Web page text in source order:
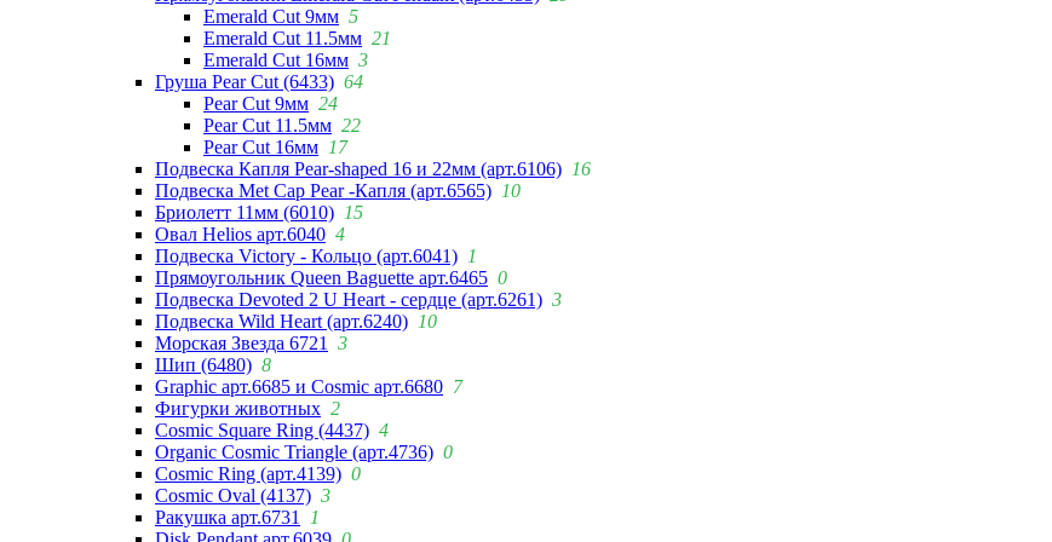
Emerald Cut 9мм 5
Emerald Cut 11.5мм 21
Emerald Cut 16мм 3
Груша Pear Cut (6433) 64
Pear Cut 9мм 24
Pear Cut 11.5мм 22
Pear Cut 16мм 17
Подвеска Капля Pear-shaped 16 и 22мм (арт.6106) 16
Подвеска Met Cap Pear -Капля (арт.6565) 10
Бриолетт 11мм (6010) 15
Овал Helios арт.6040 4
Подвеска Victory - Кольцо (арт.6041) 1
Прямоугольник Queen Baguette арт.6465 0
Подвеска Devoted 2 U Heart - сердце (арт.6261) 3
Подвеска Wild Heart (арт.6240) 10
Морская Звезда 6721
3
Шип (6480) 8
Graphic арт.6685 и Cosmic арт.6680 7
Фигурки животных 2
Cosmic Square Ring (4437) 4
Organic Cosmic Triangle (арт.4736) 0
Cosmic Ring (арт.4139) 0
Cosmic Oval (4137) 3
Ракушка арт.6731
1